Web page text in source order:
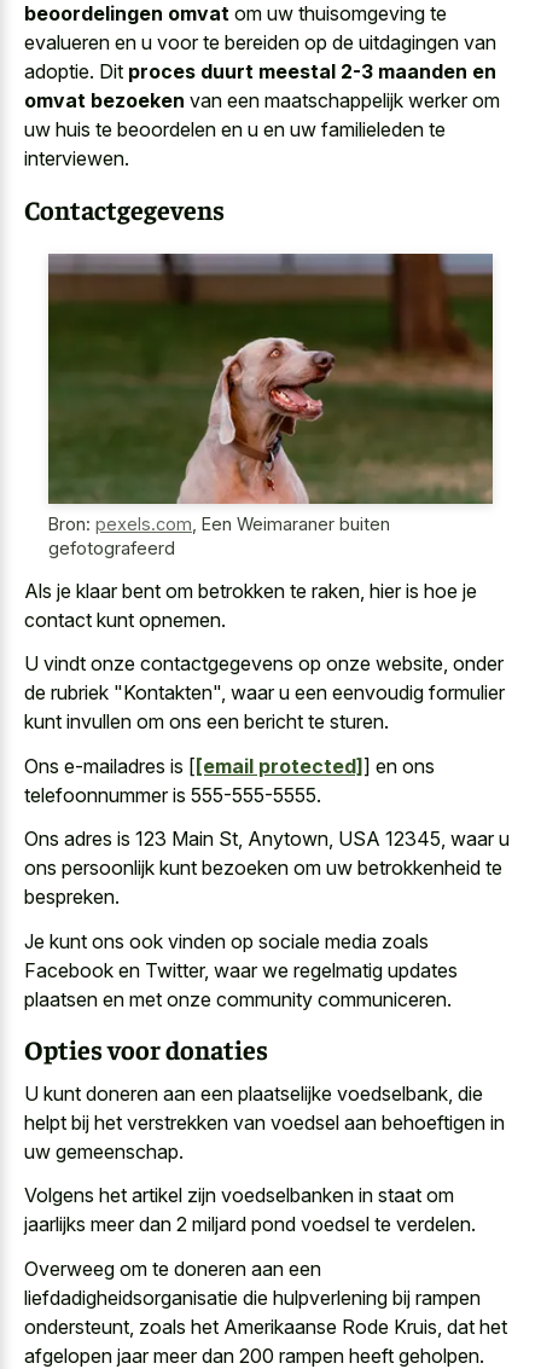
beoordelingen omvat om uw thuisomgeving te
evalueren en u voor te bereiden op de uitdagingen van
adoptie. Dit proces duurt meestal 2-3 maanden en
omvat bezoeken van een maatschappelijk werker om
uw huis te beoordelen en u en uw familieleden te
interviewen.
Contactgegevens
Bron: pexels.com Een Weimaraner buiten
gefotografeerd
Als je klaar bent om betrokken te raken, hier is hoe je
contact kunt opnemen.
U vindt onze contactgegevens op onze website, onder
de rubriek "Kontakten", waar u een eenvoudig formulier
kunt invullen om ons een bericht te sturen.
Ons e-mailadres is [[email protected]] en ons
telefoonnummer is 555-555-5555.
Ons adres is 123 Main St, Anytown, USA 12345, waar u
ons persoonlijk kunt bezoeken om uw betrokkenheid te
bespreken.
Je kunt ons ook vinden op sociale media zoals
Facebook en Twitter, waar we regelmatig updates
plaatsen en met onze community communiceren.
Opties voor donaties
U kunt doneren aan een plaatselijke voedselbank, die
helpt bij het verstrekken van voedsel aan behoeftigen in
uw gemeenschap.
Volgens het artikel zijn voedselbanken in staat om
jaarlijks meer dan 2 miljard pond voedsel te verdelen.
Overweeg om te doneren aan een
liefdadigheidsorganisatie die hulpverlening bij rampen
ondersteunt, zoals het Amerikaanse Rode Kruis, dat het
afgelopen jaar meer dan 200 rampen heeft geholpen.